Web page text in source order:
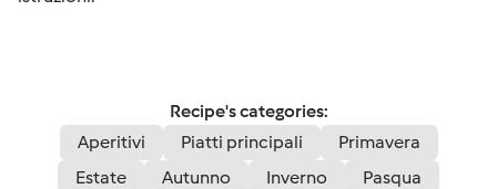
Recipe's categories:
Aperitivi
Piatti principali
Primavera
Estate
Autunno Inverno
Pasqua